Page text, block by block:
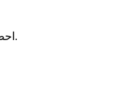
احصل على نتائج عالية الجودة مثل أدوات الفيديو الاحترافية.